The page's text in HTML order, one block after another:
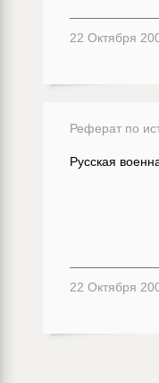
22 Октября
Реферат по
Русская
22 Октября